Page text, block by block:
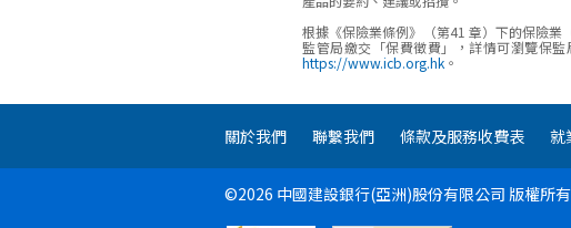
根據《保險業條例》（第41 章）下的保險
監管局繳交「保費徵費」，詳情可瀏覽保
https://www.icb.org.hk 。
關於我們 聯繫我們 條款及服務收費表 就
©2026 中國建設銀行(亞洲)股份有限公司 版權所有